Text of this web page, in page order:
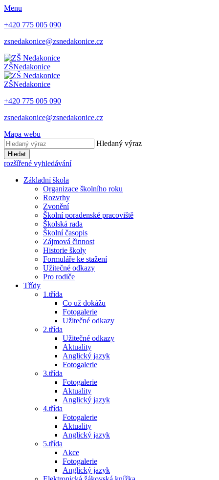
Menu
+420 775 005 090
zsnedakonice@zsnedakonice.cz
ZŠNedakonice
ZŠNedakonice
+420 775 005 090
zsnedakonice@zsnedakonice.cz
Mapa webu
Hledaný výraz
Hledat
rozšířené vyhledávání
Základní škola
Organizace školního roku
Rozvrhy
Zvonění
Školní poradenské pracoviště
Školská rada
Školní časopis
Zájmová činnost
Historie školy
Formuláře ke stažení
Užitečné odkazy
Pro rodiče
Třídy
1.třída
Co už dokážu
Fotogalerie
Užitečné odkazy
2.třída
Užitečné odkazy
Aktuality
Anglický jazyk
Fotogalerie
3.třída
Fotogalerie
Aktuality
Anglický jazyk
4.třída
Fotogalerie
Aktuality
Anglický jazyk
5.třída
Akce
Fotogalerie
Anglický jazyk